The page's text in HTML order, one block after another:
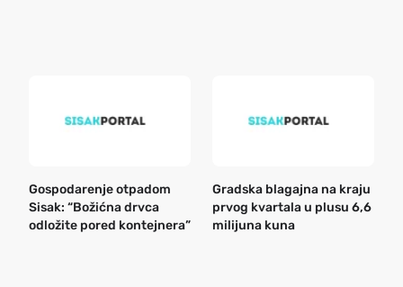
Gospodarenje otpadom
Sisak: “Božićna drvca
odložite pored kontejnera”
Gradska blagajna na kraju
prvog kvartala u plusu 6,6
milijuna kuna